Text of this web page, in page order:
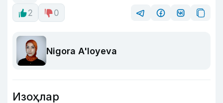
2
0
Nigora A'loyeva
Изоҳлар